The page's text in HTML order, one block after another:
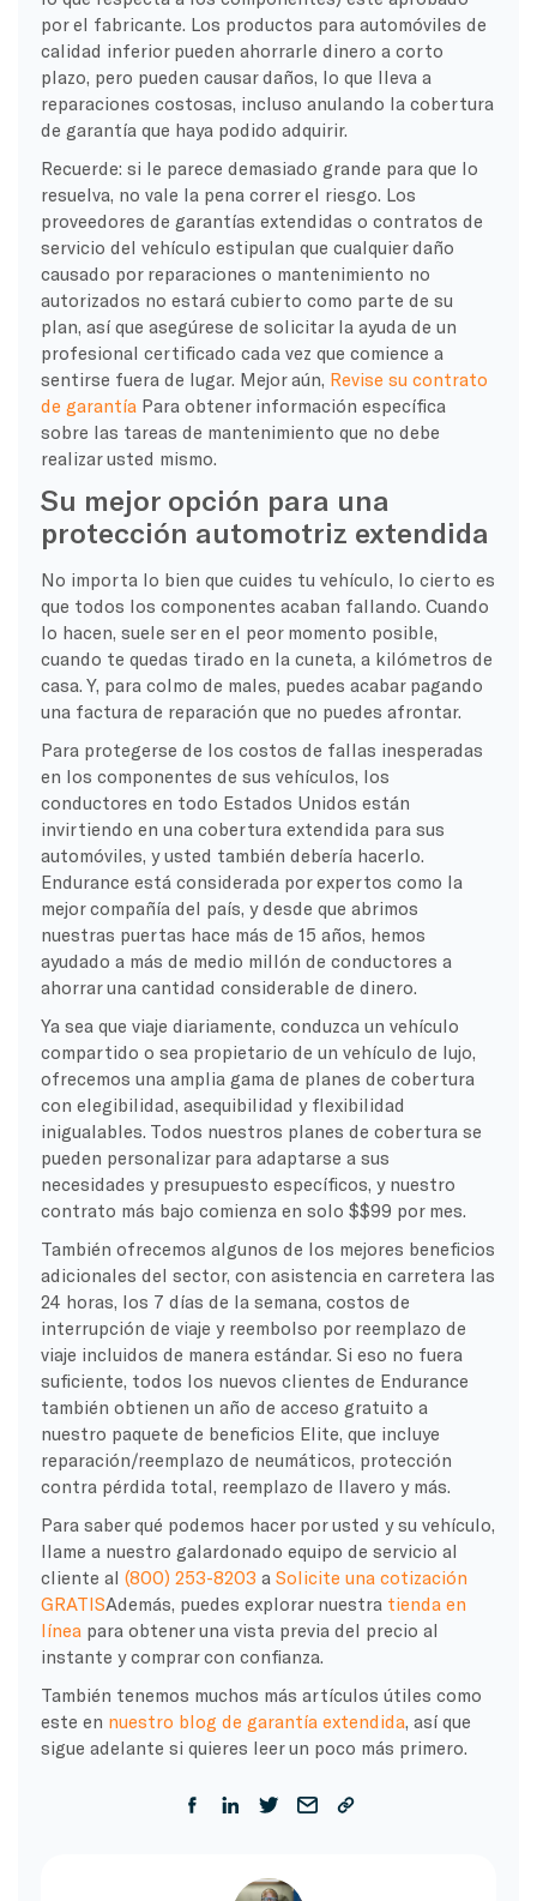
por el fabricante. Los productos para automóviles de
calidad inferior pueden ahorrarle dinero a corto
plazo, pero pueden causar daños, lo que lleva a
reparaciones costosas, incluso anulando la cobertura
de garantía que haya podido adquirir.
Recuerde: si le parece demasiado grande para que lo
resuelva, no vale la pena correr el riesgo. Los
proveedores de garantías extendidas o contratos de
servicio del vehículo estipulan que cualquier daño
causado por reparaciones o mantenimiento no
autorizados no estará cubierto como parte de su
plan, así que asegúrese de solicitar la ayuda de un
profesional certificado cada vez que comience a
sentirse fuera de lugar. Mejor aún, Revise su contrato
de garantíaPara obtener información específica
sobre las tareas de mantenimiento que no debe
realizar usted mismo.
Su mejor opción para una
protección automotriz extendida
No importa lo bien que cuides tu vehículo, lo cierto es
que todos los componentes acaban fallando. Cuando
lo hacen, suele ser en el peor momento posible,
cuando te quedas tirado en la cuneta, a kilómetros de
casa. Y, para colmo de males, puedes acabar pagando
una factura de reparación que no puedes afrontar.
Para protegerse de los costos de fallas inesperadas
en los componentes de sus vehículos, los
conductores en todo Estados Unidos están
invirtiendo en una cobertura extendida para sus
automóviles, y usted también debería hacerlo.
Endurance está considerada por expertos como la
mejor compañía del país, y desde que abrimos
nuestras puertas hace más de 15 años, hemos
ayudado a más de medio millón de conductores a
ahorrar una cantidad considerable de dinero.
Ya sea que viaje diariamente, conduzca un vehículo
compartido o sea propietario de un vehículo de lujo,
ofrecemos una amplia gama de planes de cobertura
con elegibilidad, asequibilidad y flexibilidad
inigualables. Todos nuestros planes de cobertura se
pueden personalizar para adaptarse a sus
necesidades y presupuesto específicos, y nuestro
contrato más bajo comienza en solo $$99 por mes.
También ofrecemos algunos de los mejores beneficios
adicionales del sector, con asistencia en carretera las
24 horas, los 7 días de la semana, costos de
interrupción de viaje y reembolso por reemplazo de
viaje incluidos de manera estándar. Si eso no fuera
suficiente, todos los nuevos clientes de Endurance
también obtienen un año de acceso gratuito a
nuestro paquete de beneficios Elite, que incluye
reparación/reemplazo de neumáticos, protección
contra pérdida total, reemplazo de llavero y más.
Para saber qué podemos hacer por usted y su vehículo,
llame a nuestro galardonado equipo de servicio al
cliente al (800) 253-8203 a Solicite una cotización
GRATISAdemás, puedes explorar nuestra tienda en
líneapara obtener una vista previa del precio al
instante y comprar con confianza.
También tenemos muchos más artículos útiles como
este en nuestro blog de garantía extendida, así que
sigue adelante si quieres leer un poco más primero.